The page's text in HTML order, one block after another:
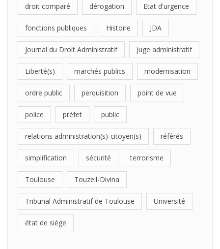
droit comparé dérogation Etat d'urgence
fonctions publiques Histoire JDA
Journal du Droit Administratif juge administratif
Liberté(s) marchés publics modernisation
ordre public perquisition point de vue
police préfet public
relations administration(s)-citoyen(s) référés
simplification sécurité terrorisme
Toulouse Touzeil-Divina
Tribunal Administratif de Toulouse Université
état de siège